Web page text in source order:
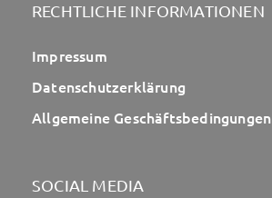
RECHTLICHE INFORMATIONEN
Impressum
Datenschutzerklärung
Allgemeine Geschäftsbedingungen
SOCIAL MEDIA